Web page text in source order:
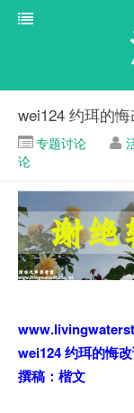
wei124 约珥的
专题讨论
论
wei124 约珥的悔
撰稿：楷文